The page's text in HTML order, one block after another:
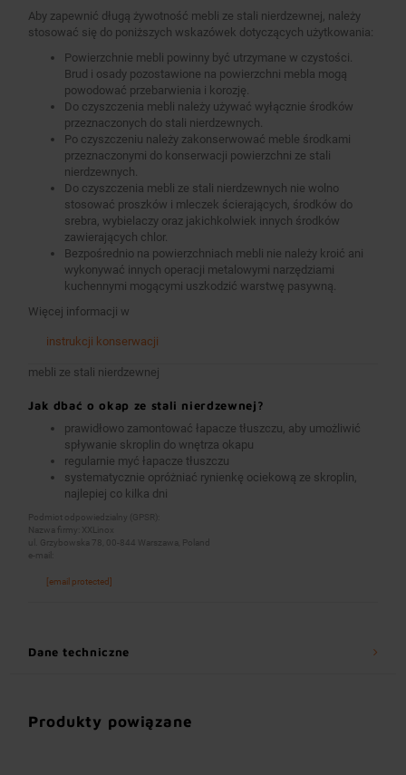
Aby zapewnić długą żywotność mebli ze stali nierdzewnej, należy
stosować się do poniższych wskazówek dotyczących użytkowania:
Powierzchnie mebli powinny być utrzymane w czystości.
Brud i osady pozostawione na powierzchni mebla mogą
powodować przebarwienia i korozję.
Do czyszczenia mebli należy używać wyłącznie środków
przeznaczonych do stali nierdzewnych.
Po czyszczeniu należy zakonserwować meble środkami
przeznaczonymi do konserwacji powierzchni ze stali
nierdzewnych.
Do czyszczenia mebli ze stali nierdzewnych nie wolno
stosować proszków i mleczek ścierających, środków do
srebra, wybielaczy oraz jakichkolwiek innych środków
zawierających chlor.
Bezpośrednio na powierzchniach mebli nie należy kroić ani
wykonywać innych operacji metalowymi narzędziami
kuchennymi mogącymi uszkodzić warstwę pasywną.
Więcej informacji w
instrukcji konserwacji
mebli ze stali nierdzewnej
Jak dbać o okap ze stali nierdzewnej?
prawidłowo zamontować łapacze tłuszczu, aby umożliwić
spływanie skroplin do wnętrza okapu
regularnie myć łapacze tłuszczu
systematycznie opróżniać rynienkę ociekową ze skroplin,
najlepiej co kilka dni
Podmiot odpowiedzialny (GPSR):
Nazwa firmy: XXLinox
ul. Grzybowska 78, 00-844 Warszawa, Poland
e-mail:
[email protected]
Dane techniczne
Produkty powiązane